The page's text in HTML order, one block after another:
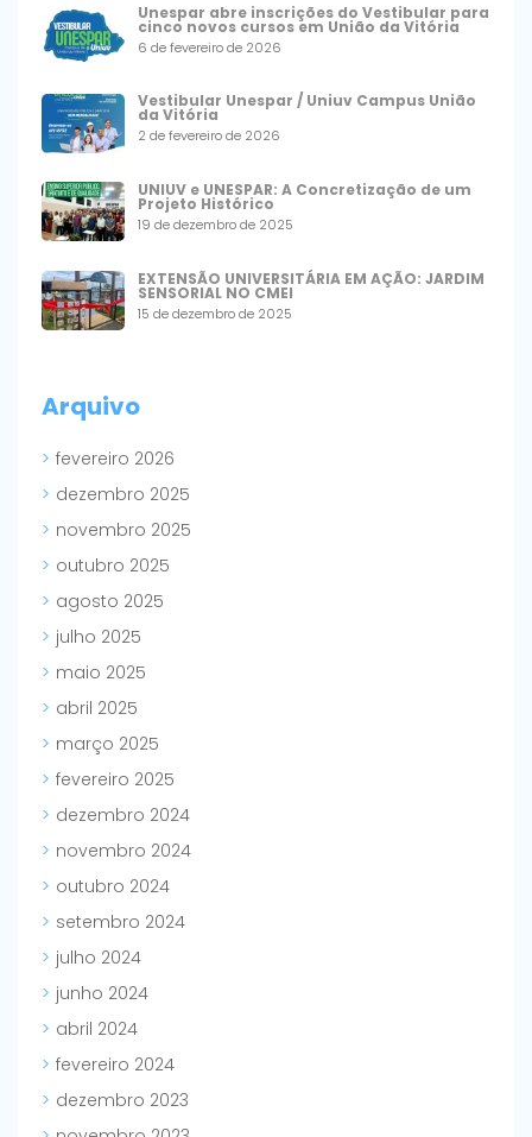
Unespar abre inscrições do Vestibular para
cinco novos cursos em União da Vitória
6 de fevereiro de 2026
Vestibular Unespar / Uniuv Campus União
da Vitória
2 de fevereiro de 2026
UNIUV e UNESPAR: A Concretização de um
Projeto Histórico
19 de dezembro de 2025
EXTENSÃO UNIVERSITÁRIA EM AÇÃO: JARDIM
SENSORIAL NO CMEI
15 de dezembro de 2025
Arquivo
fevereiro 2026
dezembro 2025
novembro 2025
outubro 2025
agosto 2025
julho 2025
maio 2025
abril 2025
março 2025
fevereiro 2025
dezembro 2024
novembro 2024
outubro 2024
setembro 2024
julho 2024
junho 2024
abril 2024
fevereiro 2024
dezembro 2023